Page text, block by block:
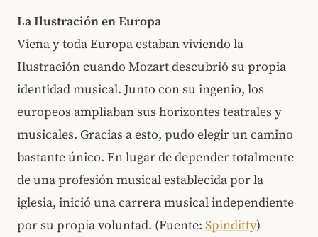
La Ilustración en Europa
Viena y toda Europa estaban viviendo la
Ilustración cuando Mozart descubrió su propia
identidad musical. Junto con su ingenio, los
europeos ampliaban sus horizontes teatrales y
musicales. Gracias a esto, pudo elegir un camino
bastante único. En lugar de depender totalmente
de una profesión musical establecida por la
iglesia, inició una carrera musical independiente
por su propia voluntad. (Fuente: Spinditty)